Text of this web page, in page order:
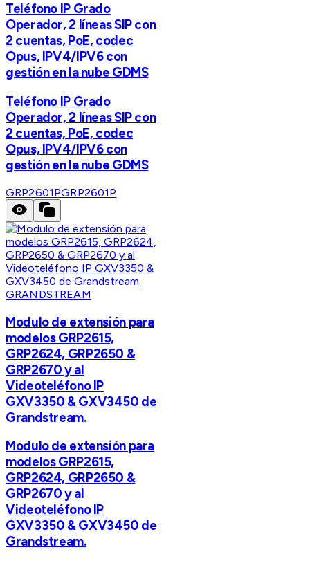
Teléfono IP Grado
Operador, 2 líneas SIP con
2 cuentas, PoE, codec
Opus, IPV4/IPV6 con
gestión en la nube GDMS
Teléfono IP Grado
Operador, 2 líneas SIP con
2 cuentas, PoE, codec
Opus, IPV4/IPV6 con
gestión en la nube GDMS
GRP2601PGRP2601P
GRANDSTREAM
Modulo de extensión para
modelos GRP2615,
GRP2624, GRP2650 &
GRP2670 y al
Videoteléfono IP
GXV3350 & GXV3450 de
Grandstream.
Modulo de extensión para
modelos GRP2615,
GRP2624, GRP2650 &
GRP2670 y al
Videoteléfono IP
GXV3350 & GXV3450 de
Grandstream.